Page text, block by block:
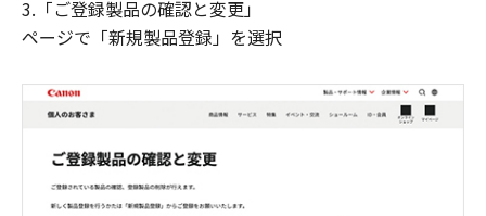
3.「ご登録製品の確認と変更」
ページで「新規製品登録」を選択